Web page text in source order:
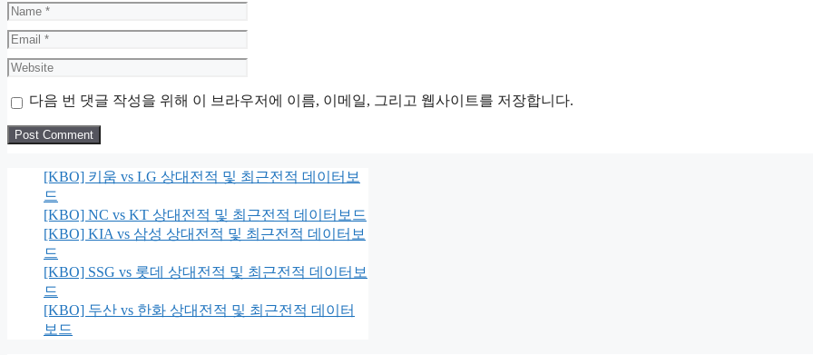
Name
Email
Website
다음 번 댓글 작성을 위해 이 브라우저에 이름, 이메일, 그리고 웹사이트를 저장합니다.
[KBO] 키움 vs LG 상대전적 및 최근전적 데이터보
드
[KBO] NC vs KT 상대전적 및 최근전적 데이터보드
[KBO] KIA vs 삼성 상대전적 및 최근전적 데이터보
드
[KBO] SSG vs 롯데 상대전적 및 최근전적 데이터보
드
[KBO] 두산 vs 한화 상대전적 및 최근전적 데이터
보드